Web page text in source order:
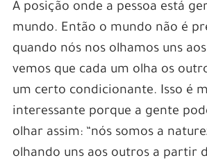
A posição onde a pessoa está
mundo. Então o mundo não é
quando nós nos olhamos uns
vemos que cada um olha os
um certo condicionante. Isso é
interessante porque a gente
olhar assim: “nós somos a
olhando uns aos outros a partir